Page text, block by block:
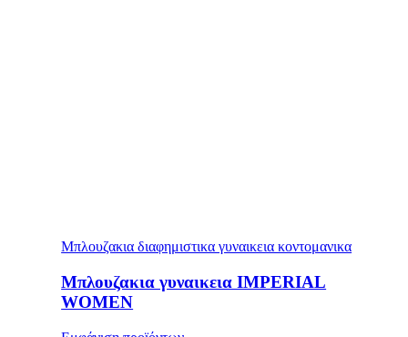
Μπλουζακια διαφημιστικα γυναικεια κοντομανικα
Μπλουζακια γυναικεια IMPERIAL
WOMEN